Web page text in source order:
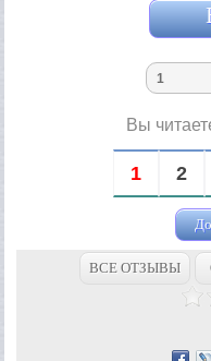
Вы
1 2
ВСЕ ОТЗЫВЫ